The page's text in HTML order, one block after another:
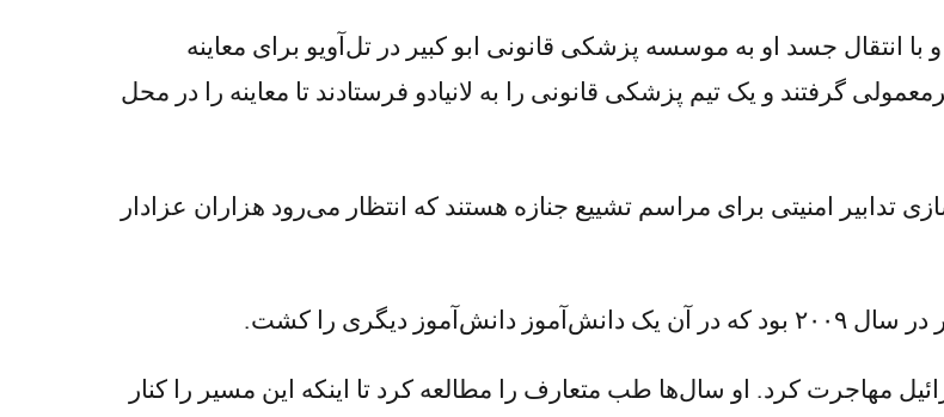
و با انتقال جسد او به موسسه پزشکی قانونی ابو کبیر در تل‌آویو برای معاینه
گرفتند و یک تیم پزشکی قانونی را به لانیادو فرستادند تا معاینه را در محل
امنیتی برای مراسم تشییع جنازه هستند که انتظار می‌رود هزاران عزادار
دیگری را کشت.
به اسرائیل مهاجرت کرد. او سال‌ها طب متعارف را مطالعه کرد تا اینکه این مسیر را کنار